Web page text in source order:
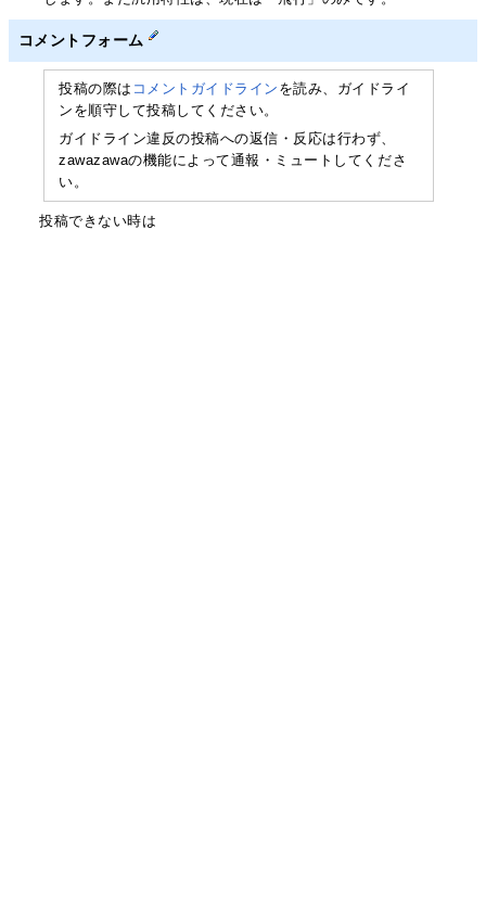
コメントフォーム
投稿の際は コメントガイドライン を読み、ガイドライ
ンを順守して投稿してください。
ガイドライン違反の投稿への返信・反応は行わず、
zawazawaの機能によって通報・ミュートしてくださ
い。
投稿できない時は